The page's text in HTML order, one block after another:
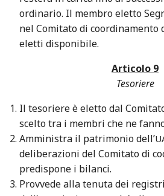
ordinario. Il membro eletto
nel Comitato di coordinamento
eletti disponibile.
Articolo 9
Tesoriere
Il tesoriere è eletto dal
scelto tra i membri che ne
Amministra il patrimonio dell’
deliberazioni del Comitato di
predispone i bilanci.
Provvede alla tenuta dei